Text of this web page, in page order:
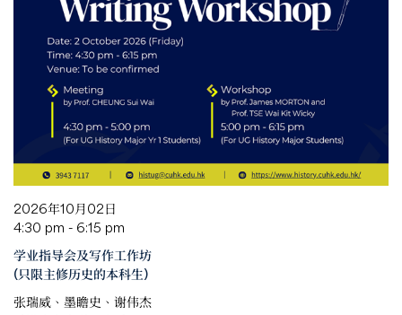
2026年10月02日
4:30 pm - 6:15 pm
学业指导会及写作工作坊
(只限主修历史的本科生)
张瑞威、墨瞻史、谢伟杰